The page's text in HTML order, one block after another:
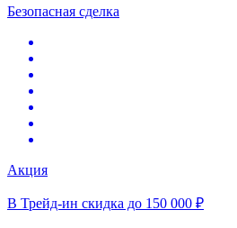
Безопасная сделка
Акция
В Трейд-ин скидка до 150 000 ₽